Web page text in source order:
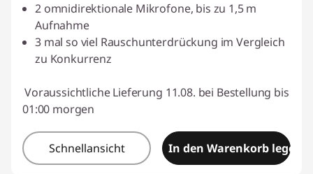
2 omnidirektionale Mikrofone, bis zu 1,5 m
Aufnahme
3 mal so viel Rauschunterdrückung im Vergleich
zu Konkurrenz
Voraussichtliche Lieferung 11.08. bei Bestellung bis
01:00 morgen
Schnellansicht In den Warenkorb legen